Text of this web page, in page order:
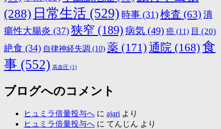
(288) 日常生活 (529) 時事 (31)検査 (63) 潰
瘍性大腸炎 (37)狭窄 (189) 病気 (49) 癌 (11) 目 (20)
絶食 (34) 自律神経失調 (10) 薬 (171)通院 (168)食
事 (552) 高血圧 (1)
ブログへのコメント
ヒュミラ倍量投与へ に ajari より
ヒュミラ倍量投与へ に てんじん より